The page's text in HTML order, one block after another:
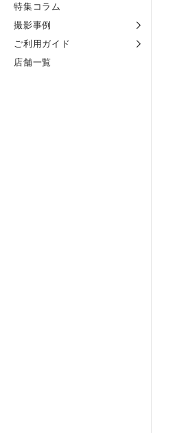
特集コラム
撮影事例
ご利用ガイド
店舗一覧